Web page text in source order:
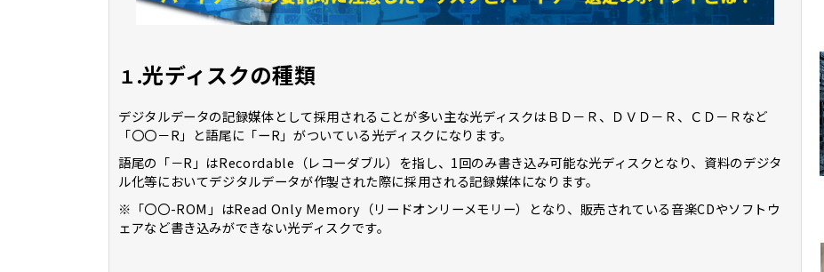
１.光ディスクの種類
デジタルデータの記録媒体として採用されることが多い主な光ディスクはＢＤ－Ｒ、ＤＶＤ－Ｒ、ＣＤ－Ｒなど
「〇〇－R」と語尾に「ーR」がついている光ディスクになります。
語尾の「－R」はRecordable（レコーダブル）を指し、1回のみ書き込み可能な光ディスクとなり、資料のデジタ
ル化等においてデジタルデータが作製された際に採用される記録媒体になります。
※「〇〇-ROM」はRead Only Memory（リードオンリーメモリー）となり、販売されている音楽CDやソフトウ
ェアなど書き込みができない光ディスクです。